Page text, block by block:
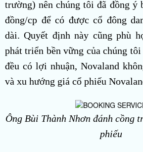
trường) nên chúng tôi đã đồng ý
đồng/cp để có được cổ đông
dài. Quyết định này cũng phù
phát triển bền vững của chúng
đều có lợi nhuận, Novaland
và xu hướng giá cổ phiếu
Ông Bùi Thành Nhơn đánh cồng
phiếu